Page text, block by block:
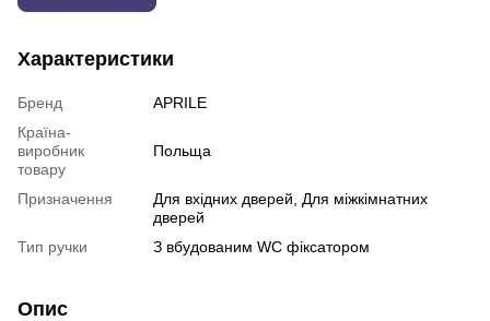
Характеристики
Бренд
APRILE
Країна-
виробник
товару
Польща
Призначення
Для вхідних дверей, Для міжкімнатних
дверей
Тип ручки
З вбудованим WC фіксатором
Опис